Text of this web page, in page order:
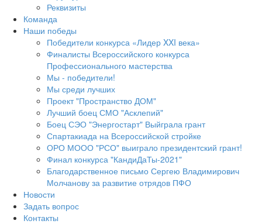
Реквизиты
Команда
Наши победы
Победители конкурса «Лидер XXI века»
Финалисты Всероссийского конкурса
Профессионального мастерства
Мы - победители!
Мы среди лучших
Проект "Пространство ДОМ"
Лучший боец СМО "Асклепий"
Боец СЭО "Энергостарт" Выйграла грант
Спартакиада на Всероссийской стройке
ОРО МООО "РСО" выиграло президентский грант!
Финал конкурса "КандиДаТы-2021"
Благодарственное письмо Сергею Владимирович
Молчанову за развитие отрядов ПФО
Новости
Задать вопрос
Контакты